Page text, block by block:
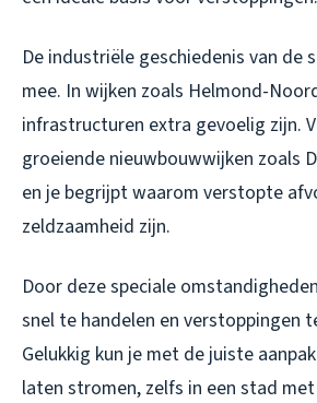
De industriële geschiedenis van de
mee. In wijken zoals Helmond-
infrastructuren extra gevoelig zijn.
groeiende nieuwbouwwijken zoals
en je begrijpt waarom verstopte
zeldzaamheid zijn.
Door deze speciale
snel te handelen en verstoppingen
Gelukkig kun je met de juiste
laten stromen, zelfs in een stad